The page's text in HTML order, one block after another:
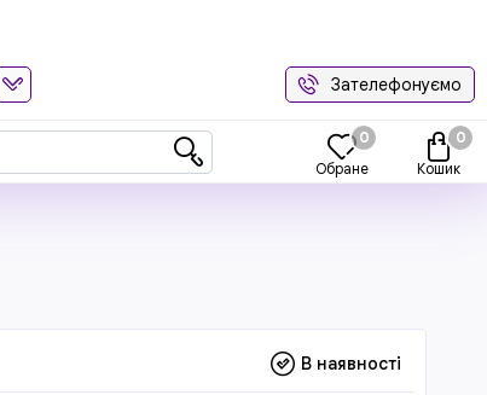
Зателефонуємо
Обране
0
Кошик
0
В наявності